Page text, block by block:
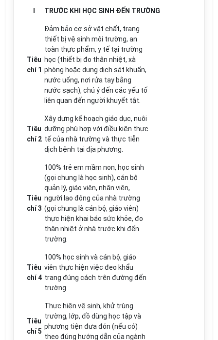
TRƯỚC KHI HỌC SINH ĐẾN TRƯỜNG
Tiêu
chí 1
Đảm bảo cơ sở vật chất, trang
thiết bị vệ sinh môi trường, an
toàn thực phẩm, y tế tại trường
học (thiết bị đo thân nhiệt, xà
phòng hoặc dung dịch sát khuẩn,
nước uống, nơi rửa tay bằng
nước sạch), chú ý đến các yếu tố
liên quan đến người khuyết tật.
Tiêu
chí 2
Xây dựng kế hoạch giáo dục, nuôi
dưỡng phù hợp với điều kiện thực
tế của nhà trường và thực tiễn
dịch bệnh tại địa phương.
Tiêu
chí 3
100% trẻ em mầm non, học sinh
(gọi chung là học sinh), cán bộ
quản lý, giáo viên, nhân viên,
người lao động của nhà trường
(gọi chung là cán bộ, giáo viên)
thực hiện khai báo sức khỏe, đo
thân nhiệt ở nhà trước khi đến
trường.
Tiêu
chí 4
100% học sinh và cán bộ, giáo
viên thực hiện việc đeo khẩu
trang đúng cách trên đường đến
trường.
Tiêu
chí 5
Thực hiện vệ sinh, khử trùng
trường, lớp, đồ dùng học tập và
phương tiện đưa đón (nếu có)
theo đúng hướng dẫn của ngành